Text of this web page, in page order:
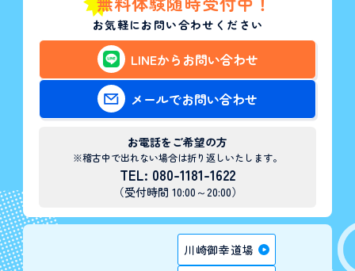
お気軽にお問い合わせください
LINEからお問い合わせ
メールでお問い合わせ
お電話をご希望の方
※稽古中で出れない場合は折り返しいたします。
TEL: 080-1181-1622
（受付時間 10:00～20:00）
川崎御幸道場